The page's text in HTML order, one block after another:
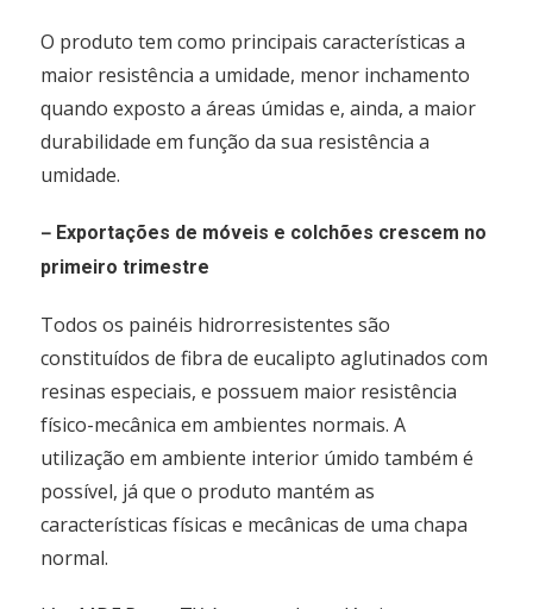
O produto tem como principais características a
maior resistência a umidade, menor inchamento
quando exposto a áreas úmidas e, ainda, a maior
durabilidade em função da sua resistência a
umidade.
– Exportações de móveis e colchões crescem no
primeiro trimestre
Todos os painéis hidrorresistentes são
constituídos de fibra de eucalipto aglutinados com
resinas especiais, e possuem maior resistência
físico-mecânica em ambientes normais. A
utilização em ambiente interior úmido também é
possível, já que o produto mantém as
características físicas e mecânicas de uma chapa
normal.